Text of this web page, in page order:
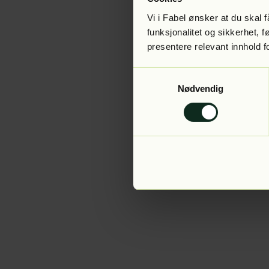
Vi i Fabel ønsker at du skal
funksjonalitet og sikkerhet,
presentere relevant innhold
Nødvendig
Application